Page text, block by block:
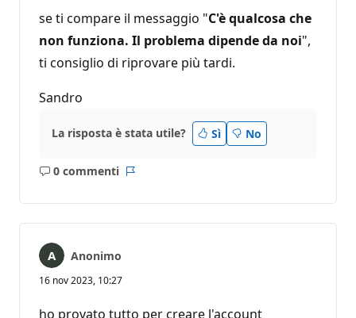
se ti compare il messaggio "C'è qualcosa che
non funziona. Il problema dipende da noi",
ti consiglio di riprovare più tardi.
Sandro
La risposta è stata utile? Sì No
0 commenti
Nessun
Anonimo
16 nov 2023, 10:27
ho provato tutto per creare l'account